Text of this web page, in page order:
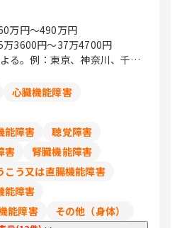
ー通勤不可 / 札幌、盛岡、勾当
山形、郡山、水戸、宇都宮、前
熊谷、川越、千葉みなと、船
、みなとみらい、海老名、辻
豊橋、岡崎、草津、彦根、烏丸
知山、高の原、大阪、箕面船場
方市、なかもず、東岸和田、
、西宮北口、和歌山市、三本
木、北長瀬、倉敷、下祇園、櫛
羅木、新山口、徳島、松山、高
小倉、西鉄久留米、佐賀、平
万円〜490万円
万3600円〜37万4700円
る。例：東京、神奈川、千
心臓機能障害
能障害
聴覚障害
害
腎臓機能障害
こう又は直腸機能障害
能障害
能障害
その他（身体）